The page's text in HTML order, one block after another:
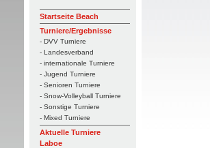
Startseite Beach
Turniere/Ergebnisse
- DVV Turniere
- Landesverband
- internationale Turniere
- Jugend Turniere
- Senioren Turniere
- Snow-Volleyball Turniere
- Sonstige Turniere
- Mixed Turniere
Aktuelle Turniere
Laboe